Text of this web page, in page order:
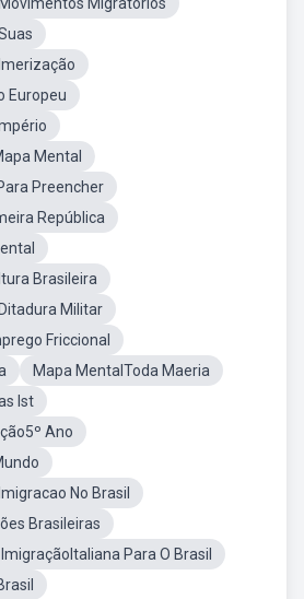
Europeu
Mental
Preencher
República
Brasileira
Militar
Friccional
Mapa MentalToda Maeria
Ist
Ano
No Brasil
Brasileiras
Para O Brasil